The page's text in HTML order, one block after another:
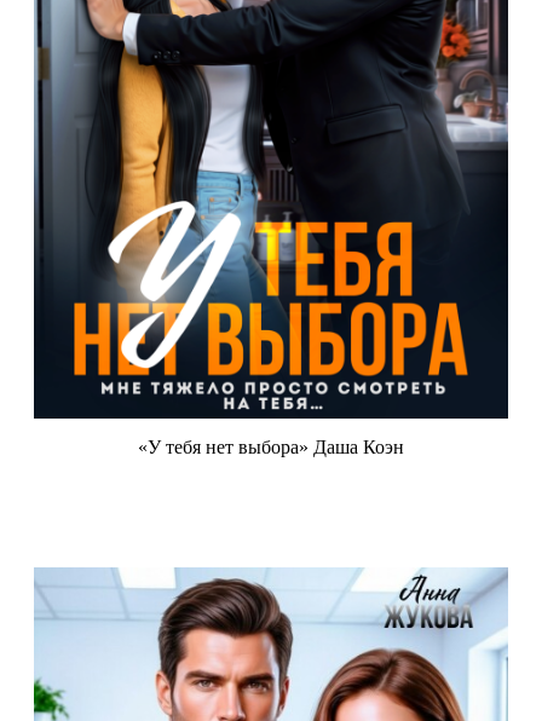
«У тебя нет выбора» Даша Коэн